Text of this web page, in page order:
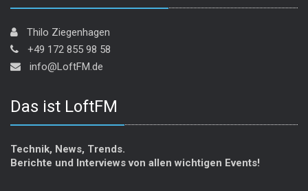
Thilo Ziegenhagen
+49 172 855 98 58
info@LoftFM.de
Das ist LoftFM
Technik, News, Trends.
Berichte und Interviews von allen wichtigen Events!